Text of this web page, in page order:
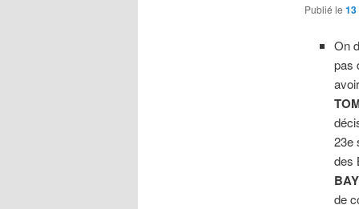
Publié le
On
pas
23e
des
de